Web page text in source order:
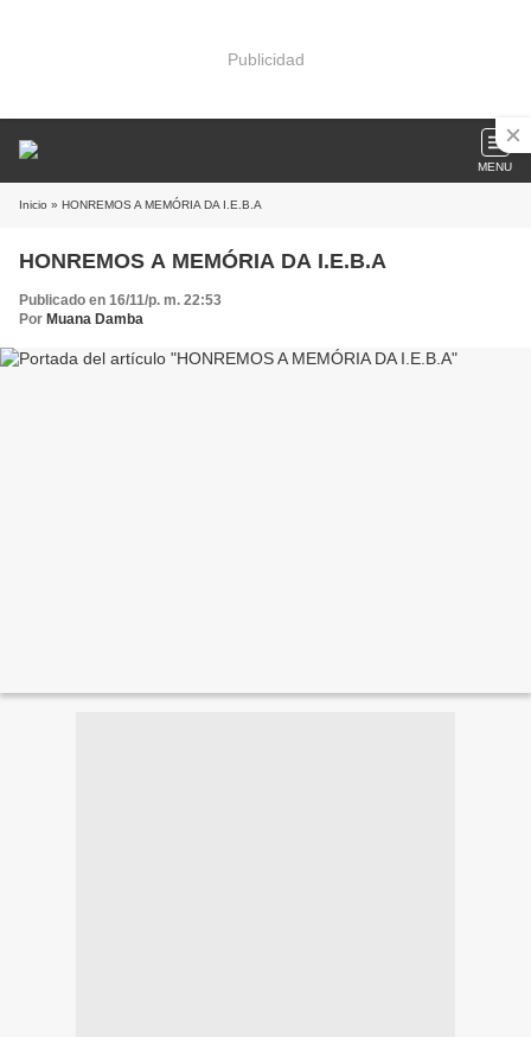
Publicidad
MENU
Inicio » HONREMOS A MEMÓRIA DA I.E.B.A
HONREMOS A MEMÓRIA DA I.E.B.A
Publicado en 16/11/p. m. 22:53
Por Muana Damba